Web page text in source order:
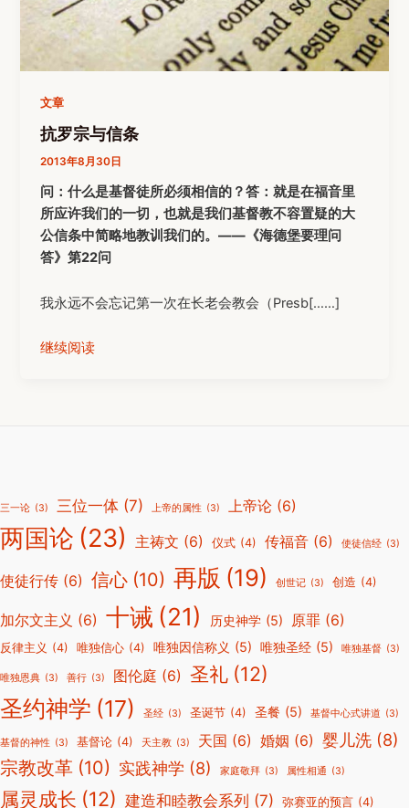
文章
抗罗宗与信条
2013年8月30日
问：什么是基督徒所必须相信的？答：就是在福音里
所应许我们的一切，也就是我们基督教不容置疑的大
公信条中简略地教训我们的。——《海德堡要理问
答》第22问
我永远不会忘记第一次在长老会教会（Presb[……]
继续阅读
三一论 (3) 三位一体 (7) 上帝的属性 (3) 上帝论 (6)
两国论 (23) 主祷文 (6) 仪式 (4) 传福音 (6) 使徒信经 (3)
使徒行传 (6) 信心 (10) 再版 (19) 创世记 (3) 创造 (4)
加尔文主义 (6) 十诫 (21) 历史神学 (5) 原罪 (6)
反律主义 (4) 唯独信心 (4) 唯独因信称义 (5) 唯独圣经 (5) 唯独基督 (3)
唯独恩典 (3) 善行 (3) 图伦庭 (6) 圣礼 (12)
圣约神学 (17) 圣经 (3) 圣诞节 (4) 圣餐 (5) 基督中心式讲道 (3)
基督的神性 (3) 基督论 (4) 天主教 (3) 天国 (6) 婚姻 (6) 婴儿洗 (8)
宗教改革 (10) 实践神学 (8) 家庭敬拜 (3) 属性相通 (3)
属灵成长 (12) 建造和睦教会系列 (7) 弥赛亚的预言 (4)